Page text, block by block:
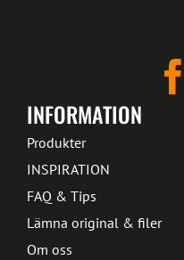
INFORMATION
Produkter
INSPIRATION
FAQ & Tips
Lämna original & filer
Om oss